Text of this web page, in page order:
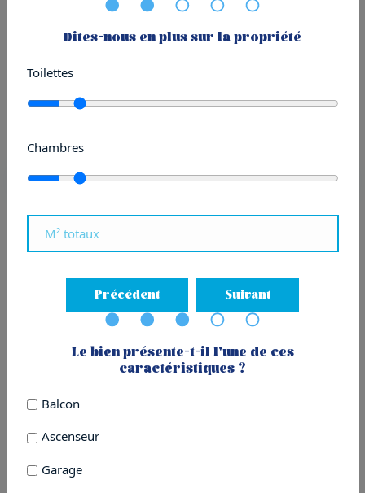
Piso en Avenida de Tolosa
935.000€
111m²
Ver más
1|30
Piso en De Felipe IV Hiribidea
465.000
Dites-nous en plus sur la propriété
Toilettes
Chambres
Précédent Suivant
Le bien présente-t-il l'une de ces
caractéristiques ?
Balcon
Ascenseur
Garage